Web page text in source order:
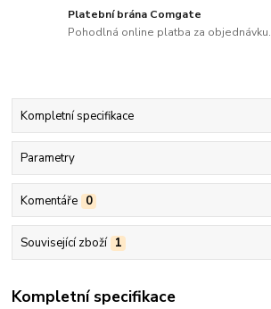
Platební brána Comgate
Pohodlná online platba za objednávku.
Kompletní specifikace
Parametry
Komentáře 0
Související zboží 1
Kompletní specifikace